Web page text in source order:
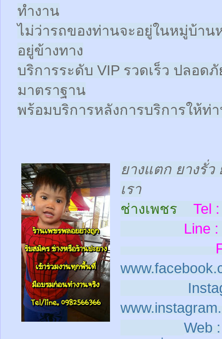
ทำงาน
ไม่ว่ารถของท่านจะอยู่ในหมู่บ้า
อยู่ข้างทาง
บริการระดับ VIP รวดเร็ว ปลอด
มาตราฐาน
พร้อมบริการหลังการบริการให้ท่
ยางแตก ยางรั่ว
เรา
ช่างเพชร
Tel :
Line :
Web :